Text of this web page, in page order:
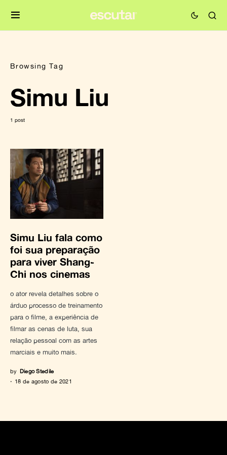
Browsing Tag
Simu Liu
1 post
Simu Liu fala como
foi sua preparação
para viver Shang-
Chi nos cinemas
o ator revela detalhes sobre o
árduo processo de treinamento
para o filme, a experiência de
filmar as cenas de luta, sua
relação pessoal com as artes
marciais e muito mais.
by Diego Stedile
18 de agosto de 2021